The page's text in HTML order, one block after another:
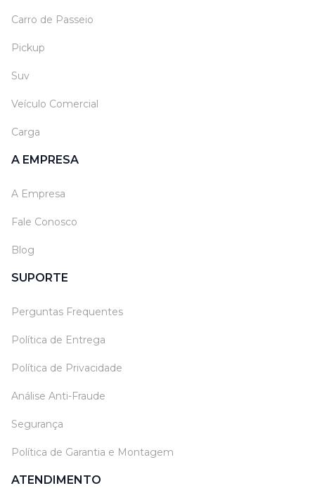
Carro de Passeio
Pickup
Suv
Veículo Comercial
Carga
A EMPRESA
A Empresa
Fale Conosco
Blog
SUPORTE
Perguntas Frequentes
Política de Entrega
Política de Privacidade
Análise Anti-Fraude
Segurança
Política de Garantia e Montagem
ATENDIMENTO